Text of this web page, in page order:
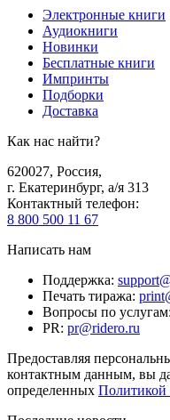
Электронные книги
Аудиокниги
Новинки
Бесплатные книги
Импринты
Подборки
Доставка
Как нас найти?
620027, Россия,
г. Екатеринбург, а/я 313
Контактный телефон:
8 800 500 11 67
Написать нам
Поддержка:
Печать тиража:
Вопросы по услугам:
PR: pr@ridero.ru
Предоставляя
контактным данным, вы
определенных Политикой